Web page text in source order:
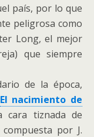
país, por lo que
peligrosa como
Long, el mejor
que siempre
de la época,
El nacimiento de
cara tiznada de
por J.